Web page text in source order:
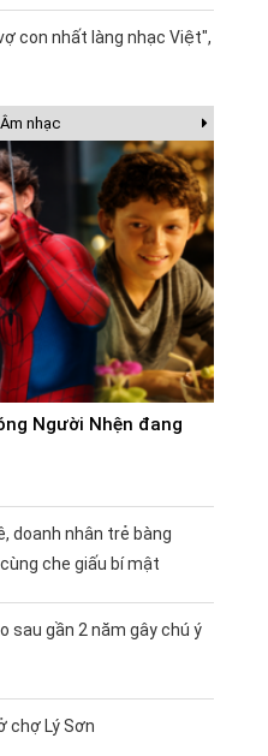
con nhất làng nhạc Việt",
nhạc
Người Nhện đang
doanh nhân trẻ bàng
che giấu bí mật
sau gần 2 năm gây chú ý
chợ Lý Sơn